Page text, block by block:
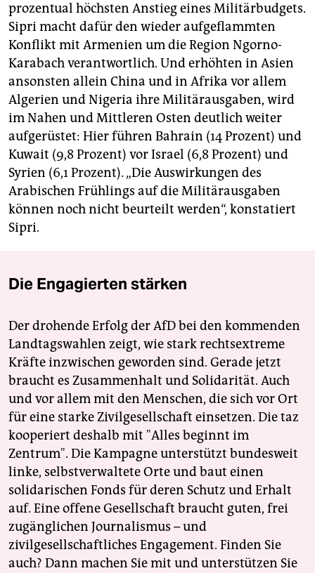
prozentual höchsten Anstieg eines Militärbudgets.
Sipri macht dafür den wieder aufgeflammten
Konflikt mit Armenien um die Region Ngorno-
Karabach verantwortlich. Und erhöhten in Asien
ansonsten allein China und in Afrika vor allem
Algerien und Nigeria ihre Militärausgaben, wird
im Nahen und Mittleren Osten deutlich weiter
aufgerüstet: Hier führen Bahrain (14 Prozent) und
Kuwait (9,8 Prozent) vor Israel (6,8 Prozent) und
Syrien (6,1 Prozent). „Die Auswirkungen des
Arabischen Frühlings auf die Militärausgaben
können noch nicht beurteilt werden“, konstatiert
Sipri.
Die Engagierten stärken
Der drohende Erfolg der AfD bei den kommenden
Landtagswahlen zeigt, wie stark rechtsextreme
Kräfte inzwischen geworden sind. Gerade jetzt
braucht es Zusammenhalt und Solidarität. Auch
und vor allem mit den Menschen, die sich vor Ort
für eine starke Zivilgesellschaft einsetzen. Die taz
kooperiert deshalb mit "Alles beginnt im
Zentrum". Die Kampagne unterstützt bundesweit
linke, selbstverwaltete Orte und baut einen
solidarischen Fonds für deren Schutz und Erhalt
auf. Eine offene Gesellschaft braucht guten, frei
zugänglichen Journalismus – und
zivilgesellschaftliches Engagement. Finden Sie
auch? Dann machen Sie mit und unterstützen Sie